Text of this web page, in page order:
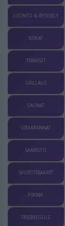
LUONTO & RETKEILY
KEIKAT
TERASSIT
GRILLAUS
SAUNAT
UIMARANNAT
SAARISTO
SPORTTIBAARIT
PIKNIK
FRISBEEGOLF